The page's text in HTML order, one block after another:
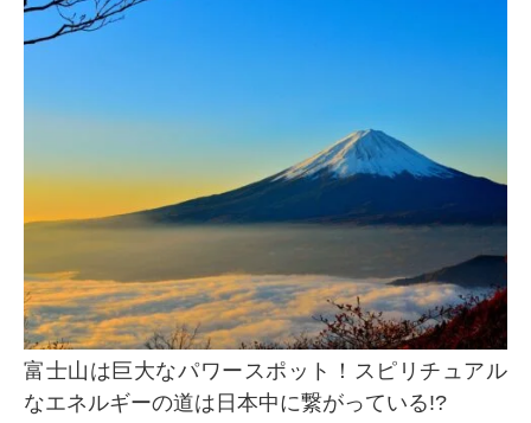
富士山は巨大なパワースポット！スピリチュアル
なエネルギーの道は日本中に繋がっている!?